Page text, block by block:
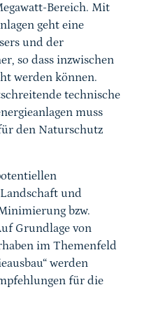
Bereich. Mit
geht eine
und der
so dass inzwischen
werden können.
technische
muss
den Naturschutz
und
bzw.
Grundlage von
im Themenfeld
werden
für die